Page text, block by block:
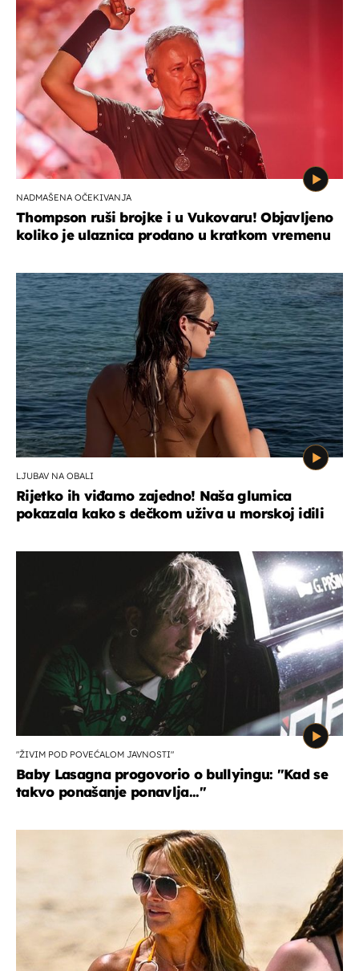
NADMAŠENA OČEKIVANJA
Thompson ruši brojke i u Vukovaru! Objavljeno
koliko je ulaznica prodano u kratkom vremenu
LJUBAV NA OBALI
Rijetko ih viđamo zajedno! Naša glumica
pokazala kako s dečkom uživa u morskoj idili
"ŽIVIM POD POVEĆALOM JAVNOSTI"
Baby Lasagna progovorio o bullyingu: "Kad se
takvo ponašanje ponavlja..."